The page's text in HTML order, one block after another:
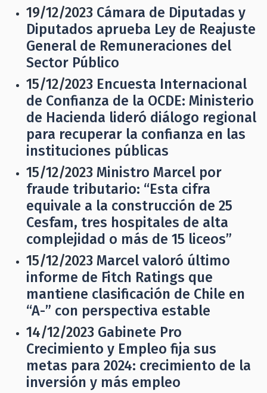
19/12/2023 Cámara de Diputadas y
Diputados aprueba Ley de Reajuste
General de Remuneraciones del
Sector Público
15/12/2023 Encuesta Internacional
de Confianza de la OCDE: Ministerio
de Hacienda lideró diálogo regional
para recuperar la confianza en las
instituciones públicas
15/12/2023 Ministro Marcel por
fraude tributario: “Esta cifra
equivale a la construcción de 25
Cesfam, tres hospitales de alta
complejidad o más de 15 liceos”
15/12/2023 Marcel valoró último
informe de Fitch Ratings que
mantiene clasificación de Chile en
“A-” con perspectiva estable
14/12/2023 Gabinete Pro
Crecimiento y Empleo fija sus
metas para 2024: crecimiento de la
inversión y más empleo